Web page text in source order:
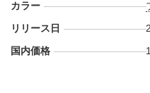
カラー
リリース日
国内価格